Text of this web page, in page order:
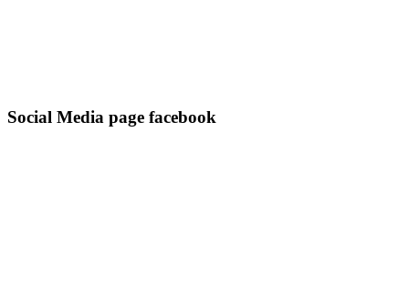
Social Media page facebook